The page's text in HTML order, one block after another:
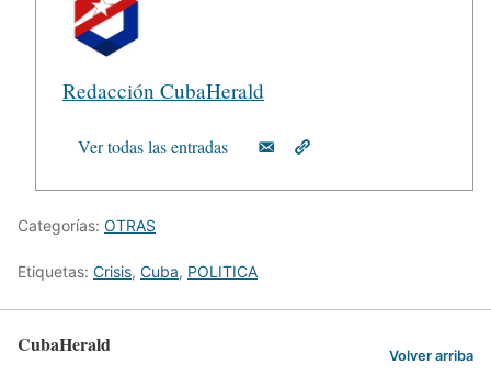
Redacción CubaHerald
Ver todas las entradas
Categorías: OTRAS
Etiquetas: Crisis, Cuba, POLITICA
CubaHerald Volver arriba